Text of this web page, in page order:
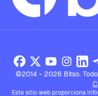
©2014 - 2026 Bitso.
Este sitio web proporciona